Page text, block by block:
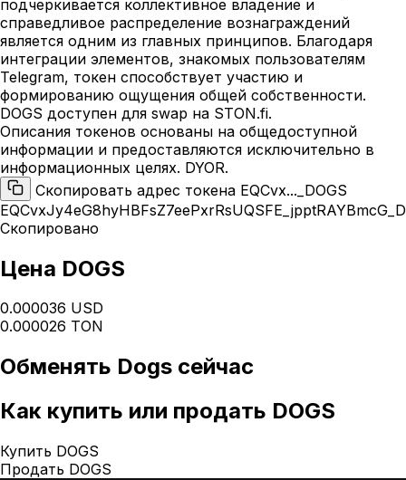
подчеркивается коллективное владение и
справедливое распределение вознаграждений
является одним из главных принципов. Благодаря
интеграции элементов, знакомых пользователям
Telegram, токен способствует участию и
формированию ощущения общей собственности.
DOGS доступен для swap на STON.fi.
Описания токенов основаны на общедоступной
информации и предоставляются исключительно в
информационных целях. DYOR.
Скопировать адрес токена EQCvx..._DOGS
Скопировано
Цена DOGS
0.000036 USD
0.000026 TON
Обменять Dogs сейчас
Как купить или продать DOGS
Купить DOGS
Продать DOGS